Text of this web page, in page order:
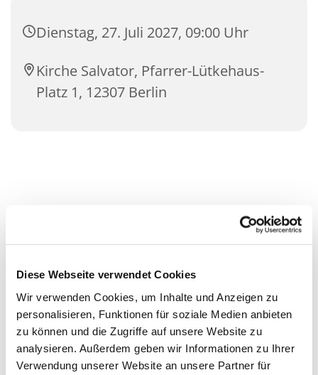
Diese Webseite verwendet Cookies
Wir verwenden Cookies, um Inhalte und Anzeigen zu
personalisieren, Funktionen für soziale Medien anbieten
zu können und die Zugriffe auf unsere Website zu
analysieren. Außerdem geben wir Informationen zu Ihrer
Verwendung unserer Website an unsere Partner für
Dienstag, 27. Juli 2027, 09:00 Uhr
Kirche Salvator, Pfarrer-Lütkehaus-
Platz 1, 12307 Berlin